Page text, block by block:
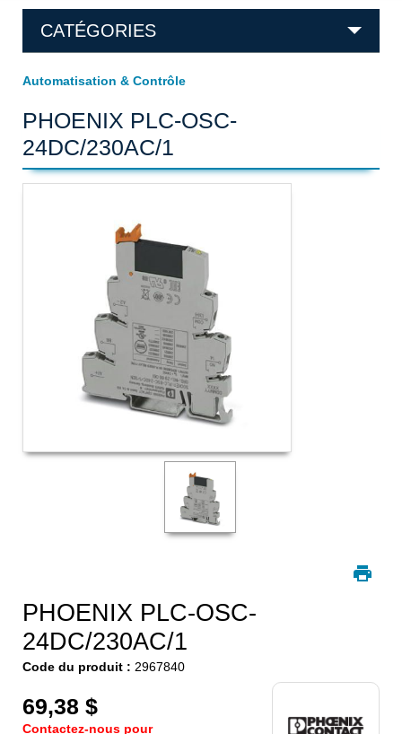
CATÉGORIES
Automatisation & Contrôle
PHOENIX PLC-OSC-
24DC/230AC/1
PHOENIX PLC-OSC-
24DC/230AC/1
Code du produit : 2967840
69,38 $
Contactez-nous pour